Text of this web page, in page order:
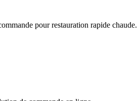
pour restauration rapide chaude.